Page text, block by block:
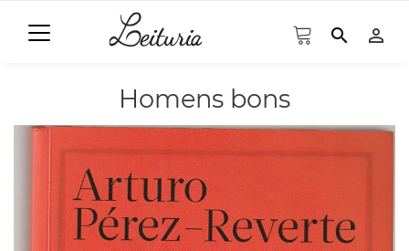
search person_outline
Homens bons